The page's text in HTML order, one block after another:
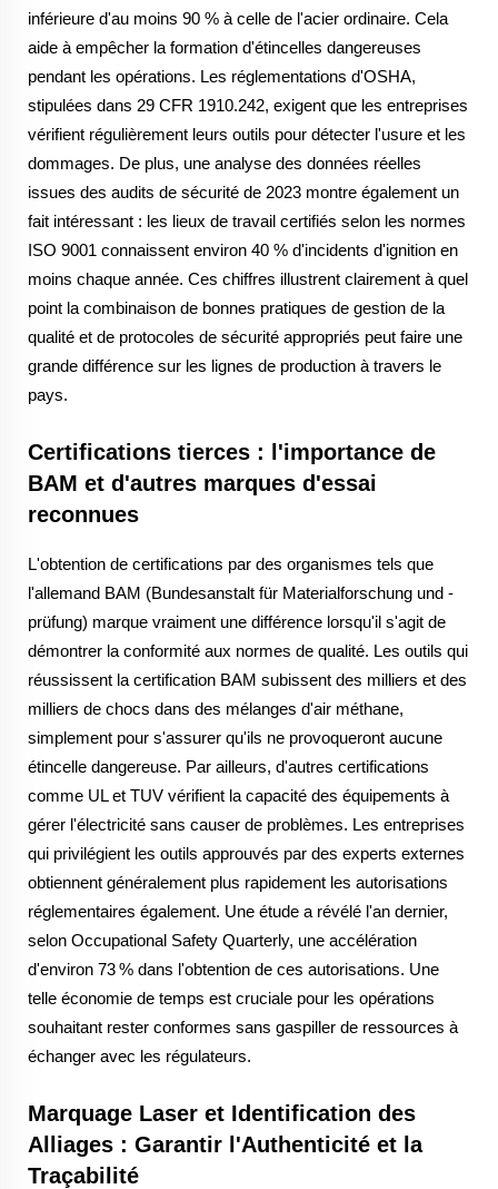
inférieure d'au moins 90 % à celle de l'acier ordinaire. Cela
aide à empêcher la formation d'étincelles dangereuses
pendant les opérations. Les réglementations d'OSHA,
stipulées dans 29 CFR 1910.242, exigent que les entreprises
vérifient régulièrement leurs outils pour détecter l'usure et les
dommages. De plus, une analyse des données réelles
issues des audits de sécurité de 2023 montre également un
fait intéressant : les lieux de travail certifiés selon les normes
ISO 9001 connaissent environ 40 % d'incidents d'ignition en
moins chaque année. Ces chiffres illustrent clairement à quel
point la combinaison de bonnes pratiques de gestion de la
qualité et de protocoles de sécurité appropriés peut faire une
grande différence sur les lignes de production à travers le
pays.
Certifications tierces : l'importance de
BAM et d'autres marques d'essai
reconnues
L'obtention de certifications par des organismes tels que
l'allemand BAM (Bundesanstalt für Materialforschung und -
prüfung) marque vraiment une différence lorsqu'il s'agit de
démontrer la conformité aux normes de qualité. Les outils qui
réussissent la certification BAM subissent des milliers et des
milliers de chocs dans des mélanges d'air méthane,
simplement pour s'assurer qu'ils ne provoqueront aucune
étincelle dangereuse. Par ailleurs, d'autres certifications
comme UL et TUV vérifient la capacité des équipements à
gérer l'électricité sans causer de problèmes. Les entreprises
qui privilégient les outils approuvés par des experts externes
obtiennent généralement plus rapidement les autorisations
réglementaires également. Une étude a révélé l'an dernier,
selon Occupational Safety Quarterly, une accélération
d'environ 73 % dans l'obtention de ces autorisations. Une
telle économie de temps est cruciale pour les opérations
souhaitant rester conformes sans gaspiller de ressources à
échanger avec les régulateurs.
Marquage Laser et Identification des
Alliages : Garantir l'Authenticité et la
Traçabilité